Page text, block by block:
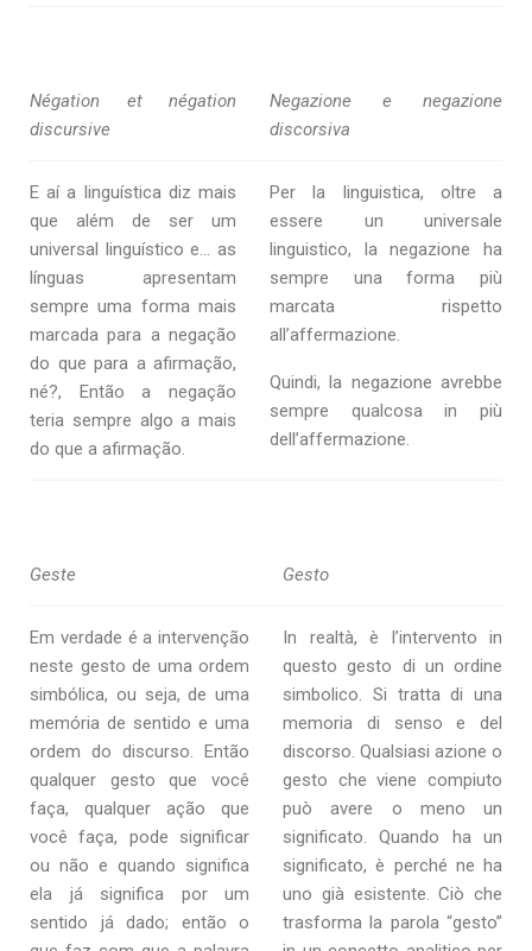
Négation et négation
discursive
Negazione e negazione
discorsiva
E aí a linguística diz mais
que além de ser um
universal linguístico e… as
línguas apresentam
sempre uma forma mais
marcada para a negação
do que para a afirmação,
né?, Então a negação
teria sempre algo a mais
do que a afirmação.
Per la linguistica, oltre a
essere un universale
linguistico, la negazione ha
sempre una forma più
marcata rispetto
all’affermazione.
Quindi, la negazione avrebbe
sempre qualcosa in più
dell’affermazione.
Geste Gesto
Em verdade é a intervenção
neste gesto de uma ordem
simbólica, ou seja, de uma
memória de sentido e uma
ordem do discurso. Então
qualquer gesto que você
faça, qualquer ação que
você faça, pode significar
ou não e quando significa
ela já significa por um
sentido já dado; então o
In realtà, è l’intervento in
questo gesto di un ordine
simbolico. Si tratta di una
memoria di senso e del
discorso. Qualsiasi azione o
gesto che viene compiuto
può avere o meno un
significato. Quando ha un
significato, è perché ne ha
uno già esistente. Ciò che
trasforma la parola “gesto”